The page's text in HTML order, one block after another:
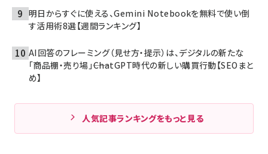
明日からすぐに使える、Gemini Notebookを無料で使い倒
す活用術8選【週間ランキング】
AI回答のフレーミング（見せ方・提示）は、デジタルの新たな
「商品棚・売り場」――ChatGPT時代の新しい購買行動【SEOまと
め】
人気記事ランキングをもっと見る